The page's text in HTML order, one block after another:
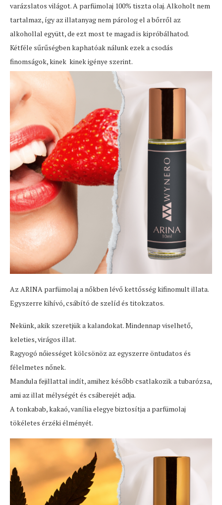
varázslatos világot. A parfümolaj 100% tiszta olaj. Alkoholt nem
tartalmaz, így az illatanyag nem párolog el a bőrről az
alkohollal együtt, de ezt most te magad is kipróbálhatod.
Kétféle sűrűségben kaphatóak nálunk ezek a csodás
finomságok, kinek kinek igénye szerint.
Az ARINA parfümolaj a nőkben lévő kettősség kifinomult illata.
Egyszerre kihívó, csábító de szelíd és titokzatos.
Nekünk, akik szeretjük a kalandokat. Mindennap viselhető,
keleties, virágos illat.
Ragyogó nőiességet kölcsönöz az egyszerre öntudatos és
félelmetes nőnek.
Mandula fejillattal indít, amihez később csatlakozik a tubarózsa,
ami az illat mélységét és csáberejét adja.
A tonkabab, kakaó, vanília elegye biztosítja a parfümolaj
tökéletes érzéki élményét.